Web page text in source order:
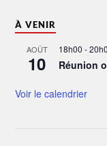
À VENIR
AOÛT
10
18h00 -
Réunion
Voir le calendrier